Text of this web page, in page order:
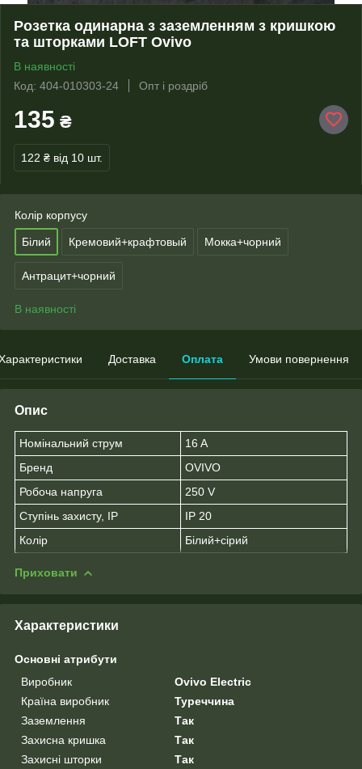
Розетка одинарна з заземленням з кришкою
та шторками LOFT Ovivo
В наявності
Код: 404-010303-24
Опт і роздріб
135 ₴
122 ₴ від 10 шт.
Колір корпусу
Білий Кремовий+крафтовый Мокка+чорний
Антрацит+чорний
В наявності
Доставка Оплата Умови повернення
Опис
Номінальний струм
16 A
Бренд
OVIVO
Робоча напруга
250 V
Ступінь захисту, IP
IP 20
Колір
Білий+сірий
Приховати
Характеристики
Основні атрибути
Виробник
Ovivo Electric
Країна виробник
Туреччина
Заземлення
Так
Захисна кришка
Так
Захисні шторки
Так